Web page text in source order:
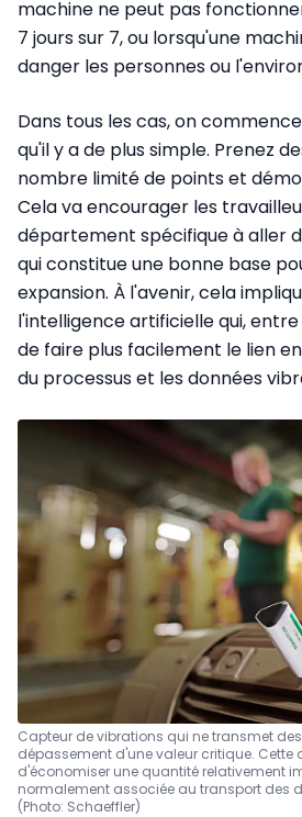
machine ne peut pas
7 jours sur 7, ou lorsqu'une
danger les personnes ou
Dans tous les cas, on
qu'il y a de plus simple. Prenez
nombre limité de points et
Cela va encourager les
département spécifique à aller
qui constitue une bonne base
expansion. À l'avenir, cela
l'intelligence artificielle qui,
de faire plus facilement le lien
du processus et les données
Capteur de vibrations qui ne transmet
dépassement d'une valeur critique. Cette
d'économiser une quantité relativement
normalement associée au transport des
(Photo: Schaeffler)